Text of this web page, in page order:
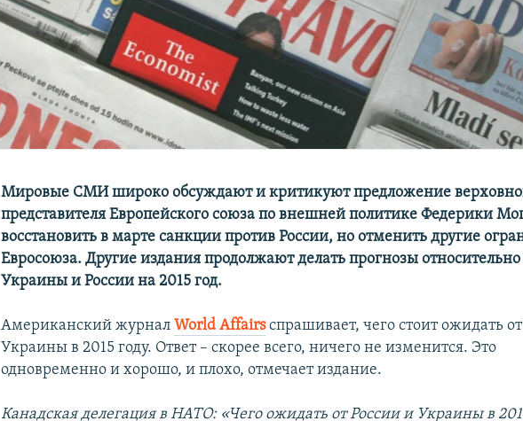
Мировые СМИ широко обсуждают и критикуют предложение
представителя Европейского союза по внешней политике Федерики
восстановить в марте санкции против России, но отменить другие
Евросоюза. Другие издания продолжают делать прогнозы
Украины и России на 2015 год.
Американский журналWorld Affairsспрашивает, чего стоит ожидать
Украины в 2015 году. Ответ – скорее всего, ничего не изменится. Это
одновременно и хорошо, и плохо, отмечает издание.
Канадскаяделегация в НАТО: «Чего ожидать от России и Украины в